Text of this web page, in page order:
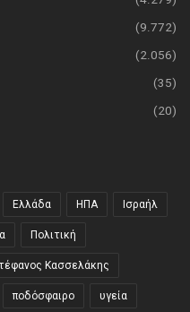
(9.772)
(2.056)
(35)
(20)
Ελλάδα ΗΠΑ Ισραήλ
Πολιτική
Κασσελάκης
ποδόσφαιρο υγεία